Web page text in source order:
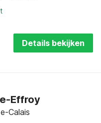
Details bekijken
Effroy
Calais